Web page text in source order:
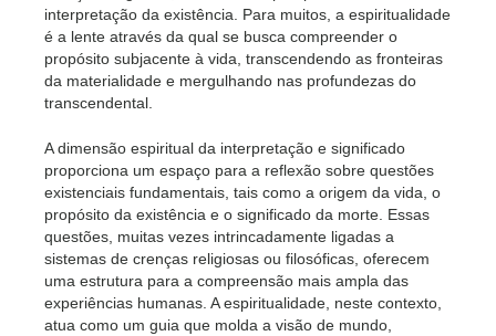
interpretação da existência. Para muitos, a espiritualidade
é a lente através da qual se busca compreender o
propósito subjacente à vida, transcendendo as fronteiras
da materialidade e mergulhando nas profundezas do
transcendental.
A dimensão espiritual da interpretação e significado
proporciona um espaço para a reflexão sobre questões
existenciais fundamentais, tais como a origem da vida, o
propósito da existência e o significado da morte. Essas
questões, muitas vezes intrincadamente ligadas a
sistemas de crenças religiosas ou filosóficas, oferecem
uma estrutura para a compreensão mais ampla das
experiências humanas. A espiritualidade, neste contexto,
atua como um guia que molda a visão de mundo,